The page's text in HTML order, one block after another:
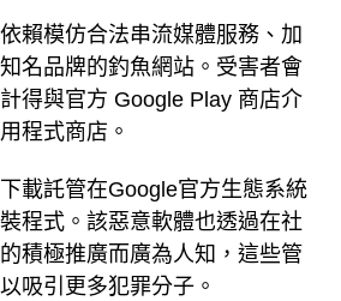
賴模仿合法串流媒體服務、加
名品牌的釣魚網站。受害者會
得與官方 Google Play 商店介
程式商店。
載託管在Google官方生態系統
程式。該惡意軟體也透過在社
積極推廣而廣為人知，這些管
吸引更多犯罪分子。